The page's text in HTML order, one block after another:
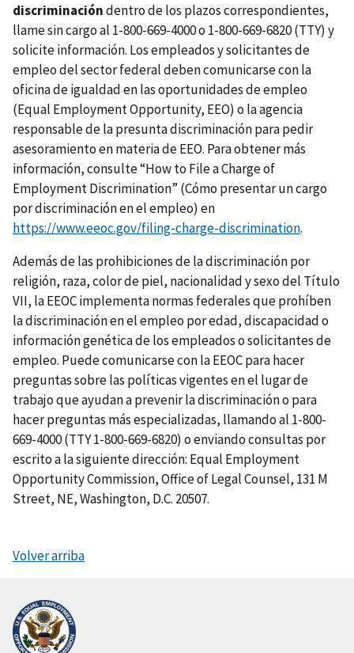
discriminacióndentro de los plazos correspondientes,
llame sin cargo al 1-800-669-4000 o 1-800-669-6820 (TTY) y
solicite información. Los empleados y solicitantes de
empleo del sector federal deben comunicarse con la
oficina de igualdad en las oportunidades de empleo
(Equal Employment Opportunity, EEO) o la agencia
responsable de la presunta discriminación para pedir
asesoramiento en materia de EEO. Para obtener más
información, consulte “How to File a Charge of
Employment Discrimination” (Cómo presentar un cargo
por discriminación en el empleo) en
https://www.eeoc.gov/filing-charge-discrimination.
Además de las prohibiciones de la discriminación por
religión, raza, color de piel, nacionalidad y sexo del Título
VII, la EEOC implementa normas federales que prohíben
la discriminación en el empleo por edad, discapacidad o
información genética de los empleados o solicitantes de
empleo. Puede comunicarse con la EEOC para hacer
preguntas sobre las políticas vigentes en el lugar de
trabajo que ayudan a prevenir la discriminación o para
hacer preguntas más especializadas, llamando al 1-800-
669-4000 (TTY 1-800-669-6820) o enviando consultas por
escrito a la siguiente dirección: Equal Employment
Opportunity Commission, Office of Legal Counsel, 131 M
Street, NE, Washington, D.C. 20507.
Volver arriba